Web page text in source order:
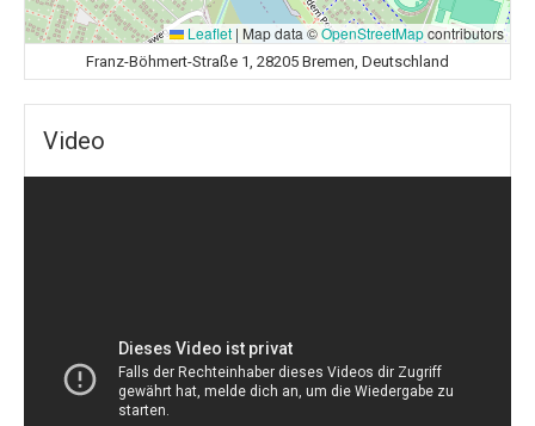
Leaflet | Map data ©OpenStreetMapcontributors
Franz-Böhmert-Straße 1, 28205 Bremen, Deutschland
Video